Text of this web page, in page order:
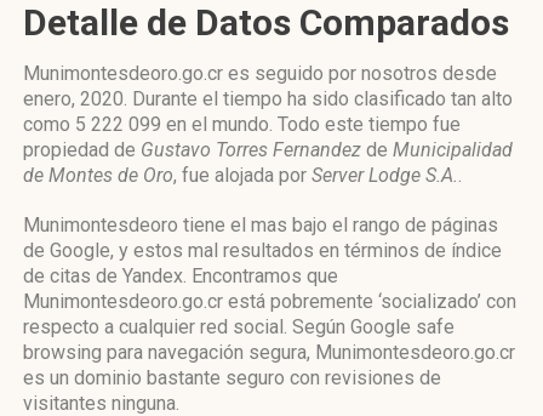
Detalle de Datos Comparados
Munimontesdeoro.go.cr es seguido por nosotros desde
enero, 2020. Durante el tiempo ha sido clasificado tan alto
como 5 222 099 en el mundo. Todo este tiempo fue
propiedad de Gustavo Torres Fernandez de Municipalidad
de Montes de Oro, fue alojada por Server Lodge S.A..
Munimontesdeoro tiene el mas bajo el rango de páginas
de Google, y estos mal resultados en términos de índice
de citas de Yandex. Encontramos que
Munimontesdeoro.go.cr está pobremente ‘socializado’ con
respecto a cualquier red social. Según Google safe
browsing para navegación segura, Munimontesdeoro.go.cr
es un dominio bastante seguro con revisiones de
visitantes ninguna.